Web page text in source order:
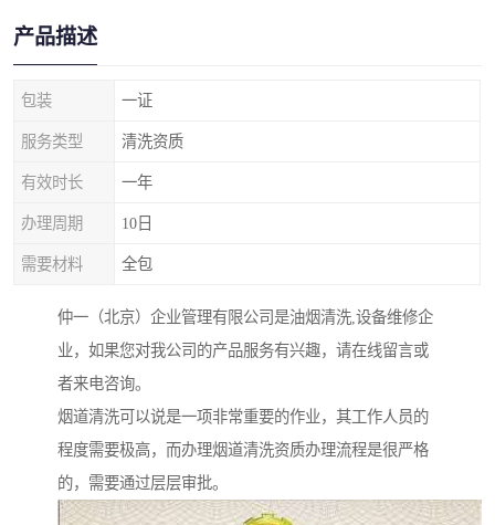
产品描述
包装 一证
服务类型 清洗资质
有效时长 一年
办理周期 10日
需要材料 全包
仲一（北京）企业管理有限公司是油烟清洗,设备维修企
业，如果您对我公司的产品服务有兴趣，请在线留言或
者来电咨询。
烟道清洗可以说是一项非常重要的作业，其工作人员的
程度需要极高，而办理烟道清洗资质办理流程是很严格
的，需要通过层层审批。